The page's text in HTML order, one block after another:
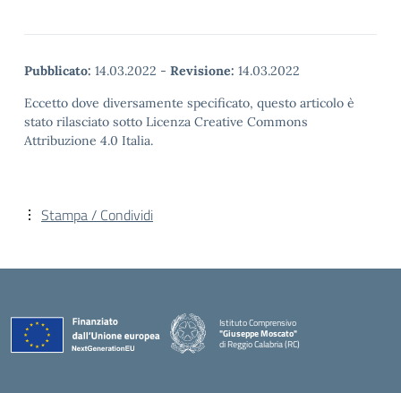
Pubblicato: 14.03.2022 - Revisione: 14.03.2022
Eccetto dove diversamente specificato, questo articolo è
stato rilasciato sotto Licenza Creative Commons
Attribuzione 4.0 Italia.
Stampa / Condividi
Istituto Comprensivo
"Giuseppe Moscato"
di Reggio Calabria (RC)
— Visita la pagina iniziale della scuola